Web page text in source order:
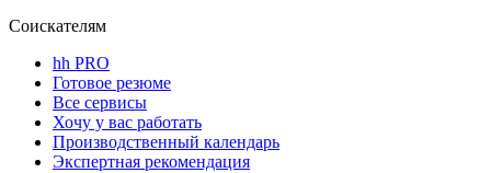
Соискателям
hh PRO
Готовое резюме
Все сервисы
Хочу у вас работать
Производственный календарь
Экспертная рекомендация